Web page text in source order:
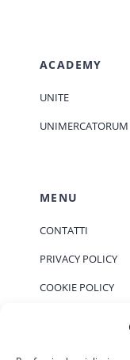
ACADEMY
UNITE
UNIMERCATORUM
MENU
CONTATTI
PRIVACY POLICY
COOKIE POLICY